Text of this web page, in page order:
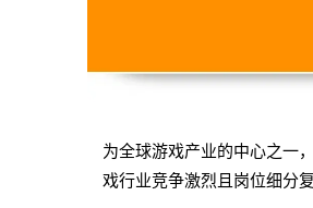
为全球游戏产业的中心之一
戏行业竞争激烈且岗位细分